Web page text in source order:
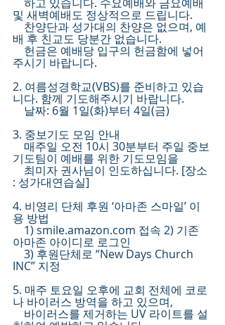
및 새벽예배도 정상적으로 드립니다.
배 후 친교도 당분간 없습니다.
주시기 바랍니다.
2. 여름성경학교(VBS)를 준비하고 있습
니다. 함께 기도해주시기 바랍니다.
    날짜: 6월 1일(화)부터 4일(금)
3. 중보기도 모임 안내
기도팀이 예배를 위한 기도모임을
: 성가대연습실]
4. 비영리 단체 후원 ‘아마존 스마일’ 이
용 방법
아마존 아이디로 로그인
INC” 지정
5. 매주 토요일 오후에 교회 전체에 코로
나 바이러스 방역을 하고 있으며,